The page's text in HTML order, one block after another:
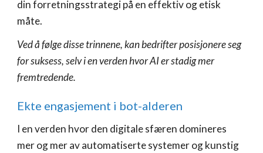
din forretningsstrategi på en effektiv og etisk
måte.
Ved å følge disse trinnene, kan bedrifter posisjonere seg
for suksess, selv i en verden hvor AI er stadig mer
fremtredende.
Ekte engasjement i bot-alderen
I en verden hvor den digitale sfæren domineres
mer og mer av automatiserte systemer og kunstig